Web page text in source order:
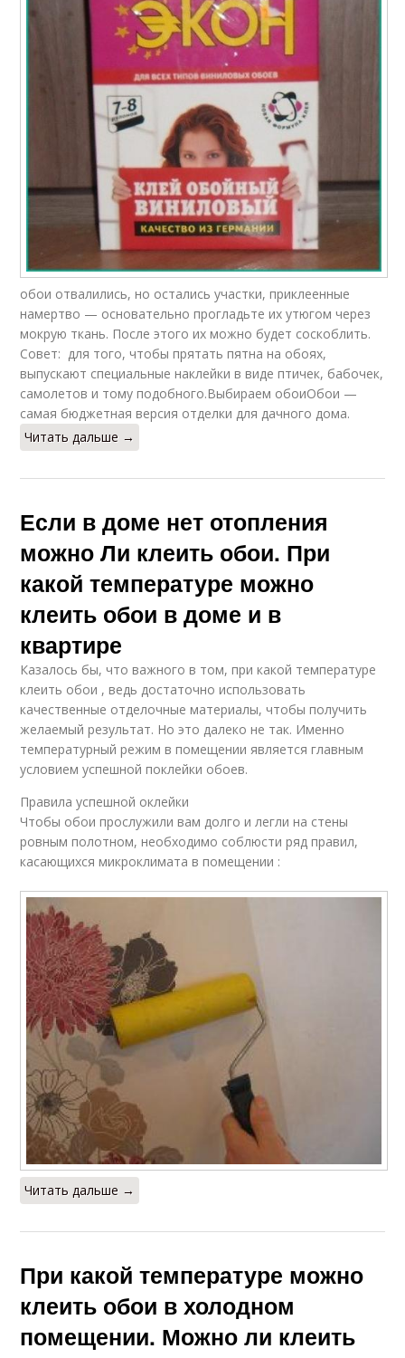
обои отвалились, но остались участки, приклеенные
намертво — основательно прогладьте их утюгом через
мокрую ткань. После этого их можно будет соскоблить.
Совет: для того, чтобы прятать пятна на обоях,
выпускают специальные наклейки в виде птичек, бабочек,
самолетов и тому подобного.Выбираем обоиОбои —
самая бюджетная версия отделки для дачного дома.
Читать дальше →
Если в доме нет отопления
можно Ли клеить обои. При
какой температуре можно
клеить обои в доме и в
квартире
Казалось бы, что важного в том, при какой температуре
клеить обои , ведь достаточно использовать
качественные отделочные материалы, чтобы получить
желаемый результат. Но это далеко не так. Именно
температурный режим в помещении является главным
условием успешной поклейки обоев.
Правила успешной оклейки
Чтобы обои прослужили вам долго и легли на стены
ровным полотном, необходимо соблюсти ряд правил,
касающихся микроклимата в помещении :
Читать дальше →
При какой температуре можно
клеить обои в холодном
помещении. Можно ли клеить